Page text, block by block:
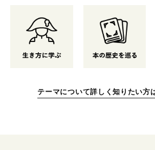
テーマについて詳しく知りたい方